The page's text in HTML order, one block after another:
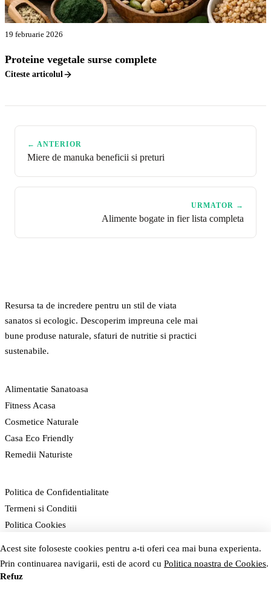
19 februarie 2026
Proteine vegetale surse complete
Citeste articolul
← ANTERIOR
Miere de manuka beneficii si preturi
URMATOR →
Alimente bogate in fier lista completa
Resursa ta de incredere pentru un stil de viata
sanatos si ecologic. Descoperim impreuna cele mai
bune produse naturale, sfaturi de nutritie si practici
sustenabile.
Alimentatie Sanatoasa
Fitness Acasa
Cosmetice Naturale
Casa Eco Friendly
Remedii Naturiste
Politica de Confidentialitate
Termeni si Conditii
Politica Cookies
NAVIGARE
Acasa
Contact
Acest site foloseste cookies pentru a-ti oferi cea mai buna experienta.
Prin continuarea navigarii, esti de acord cu Politica noastra de Cookies.
Refuz